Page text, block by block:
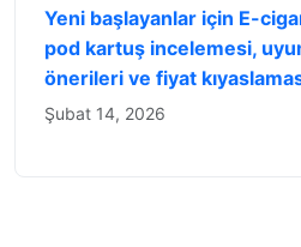
Yeni başlayanlar için E-
pod kartuş incelemesi,
önerileri ve fiyat
Şubat 14, 2026